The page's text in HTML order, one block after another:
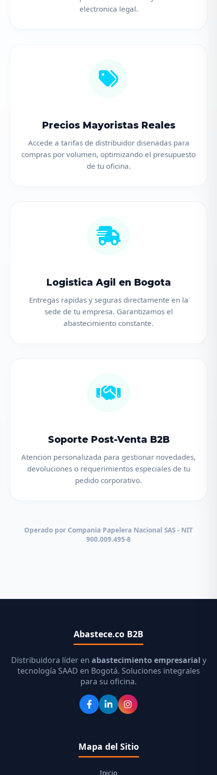
electronica legal.
Precios Mayoristas Reales
Accede a tarifas de distribuidor disenadas para
compras por volumen, optimizando el presupuesto
de tu oficina.
Logistica Agil en Bogota
Entregas rapidas y seguras directamente en la
sede de tu empresa. Garantizamos el
abastecimiento constante.
Soporte Post-Venta B2B
Atencion personalizada para gestionar novedades,
devoluciones o requerimientos especiales de tu
pedido corporativo.
Operado por Compania Papelera Nacional SAS - NIT
900.009.495-8
Abastece.co B2B
Distribuidora líder en abastecimiento empresarial y
tecnología SAAD en Bogotá. Soluciones integrales
para su oficina.
Mapa del Sitio
Inicio